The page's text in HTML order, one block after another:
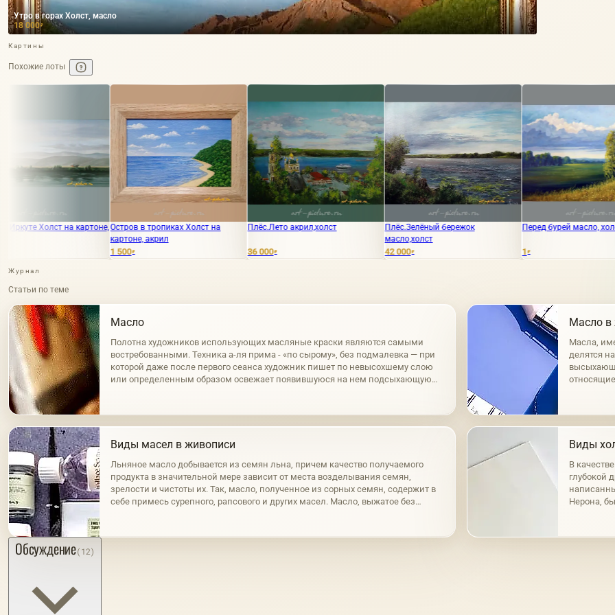
Утро в горах Холст, масло
18 000₽
Картины
Похожие лоты
Остров в тропиках Холст на
Плёс.Лето акрил,холст
Плёс.Зелёный бережок
Перед бурей масло, холст Пейзаж с
Журнал
Статьи по теме
Масло
Полотна художников использующих масляные краски являются самыми
востребованными. Техника а-ля прима - «по сырому», без подмалевка — при
которой даже после первого сеанса художник пишет по невысохшему слою
или определенным образом освежает появившуюся на нем подсыхающую
Масло в
Масла,
делятся
Виды масел в живописи
Льняное масло добывается из семян льна, причем качество получаемого
продукта в значительной мере зависит от места возделывания семян,
зрелости и чистоты их. Так, масло, полученное из сорных семян, содержит в
себе примесь сурепного, рапсового и других масел. Масло, выжатое без
Виды
В
глубокой
Нерона,
Обсуждение(12)